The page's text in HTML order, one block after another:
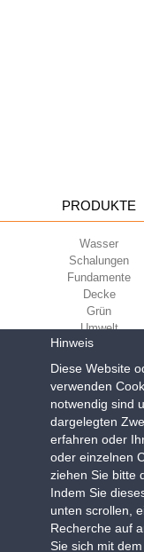
PRODUKTE
Wasser
Schalungen
Fundamente
Decke
Grün
Umwelt
Sport
Über uns
Newsletter
Geoplast S.p.A.| Via
ITALY - Tel +39
Hinweis
Diese Website
verwenden
notwendig sind
dargelegten
erfahren oder
oder einzelnen
ziehen Sie bitte
Indem Sie
unten scrollen,
Recherche auf
Sie sich mit